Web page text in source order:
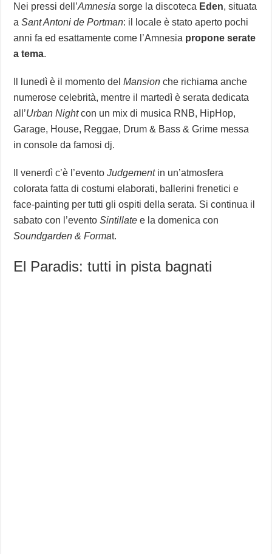
Nei pressi dell’Amnesia sorge la discoteca Eden, situata
aSant Antoni de Portman: il locale è stato aperto pochi
anni fa ed esattamente come l’Amnesia propone serate
a tema.
Il lunedì è il momento delMansion che richiama anche
numerose celebrità, mentre il martedì è serata dedicata
all’Urban Nightcon un mix di musica RNB, HipHop,
Garage, House, Reggae, Drum & Bass & Grime messa
in console da famosi dj.
Il venerdì c’è l’eventoJudgementin un’atmosfera
colorata fatta di costumi elaborati, ballerini frenetici e
face-painting per tutti gli ospiti della serata. Si continua il
sabato con l’eventoSintillate e la domenica con
Soundgarden & Format.
El Paradis: tutti in pista bagnati